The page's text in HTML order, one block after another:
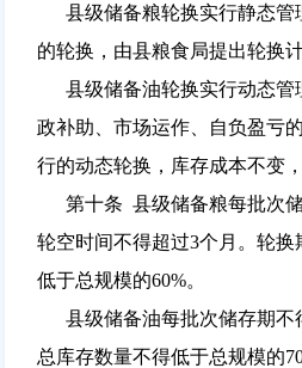
县级储备粮轮换实行静态管
的轮换，由县粮食局提出轮换
县级储备油轮换实行动态管
政补助、市场运作、自负盈亏
行的动态轮换，库存成本不变，
第十条 县级储备粮每批次储
轮空时间不得超过3个月。轮
低于总规模的60%。
县级储备油每批次储存期不
总库存数量不得低于总规模的